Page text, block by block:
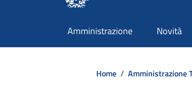
Amministrazione Novità
Home / Amministrazione